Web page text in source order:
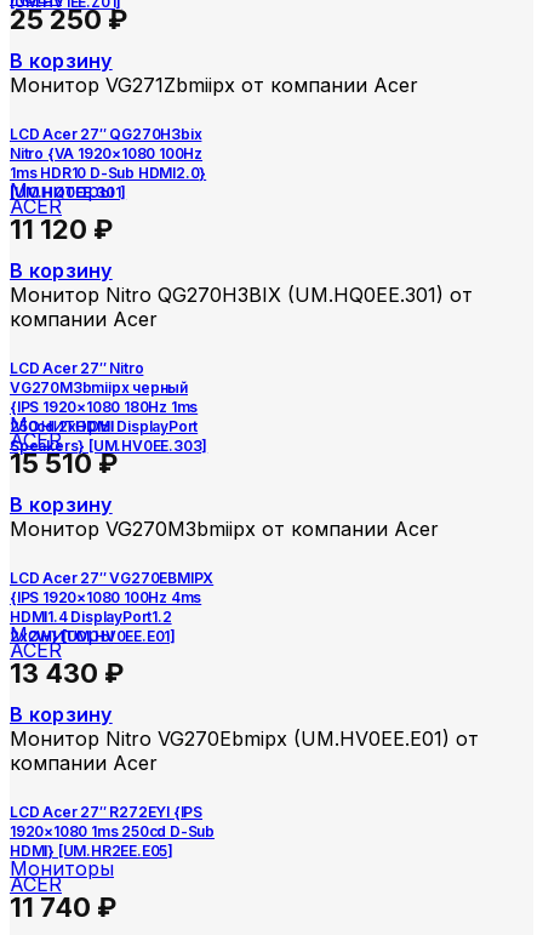
25 250₽
В корзину
Монитор VG271Zbmiipx от компании Acer
LCD Acer 27″ QG270H3bix
Nitro {VA 1920×1080 100Hz
1ms HDR10 D-Sub HDMI2.0}
[UM.HQ0EE.301]
Мониторы
ACER
11 120 ₽
В корзину
Монитор Nitro QG270H3BIX (UM.HQ0EE.301) от
компании Acer
LCD Acer 27″ Nitro
VG270M3bmiipx черный
{IPS 1920×1080 180Hz 1ms
250cd 2xHDMI DisplayPort
Speakers} [UM.HV0EE.303]
Мониторы
ACER
15 510₽
В корзину
Монитор VG270M3bmiipx от компании Acer
LCD Acer 27″ VG270EBMIPX
{IPS 1920×1080 100Hz 4ms
HDMI1.4 DisplayPort1.2
2x2W} [UM.HV0EE.E01]
Мониторы
ACER
13 430 ₽
В корзину
Монитор Nitro VG270Ebmipx (UM.HV0EE.E01) от
компании Acer
LCD Acer 27″ R272EYI {IPS
1920×1080 1ms 250cd D-Sub
HDMI} [UM.HR2EE.E05]
Мониторы
ACER
11 740 ₽